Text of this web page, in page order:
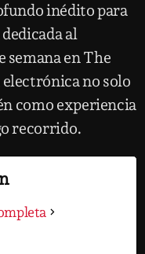
inédito para
al
semana en The
no solo
como experiencia
recorrido.